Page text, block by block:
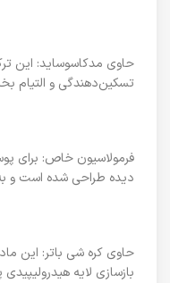
حاوی مدکاسوساید: این
تسکین‌دهندگی و التیام
فرمولاسیون خاص: برای
دیده طراحی شده است و
حاوی کره شی باتر: این
بازسازی لایه